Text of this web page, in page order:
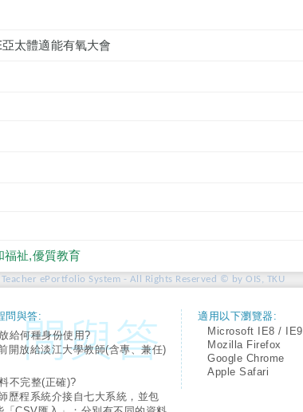
太體適能有氧大會
福祉,優質教育
ePortfolio System - All Rights Reserved © by OIS, TKU
問與答:
給何種身份使用?
開放給淡江大學教師(含專、兼任)
不完整(正確)?
歷程系統介接自七大系統，並包
適用以下瀏覽器:
Microsoft IE8 / IE9
Mozilla Firefox
Google Chrome
Apple Safari